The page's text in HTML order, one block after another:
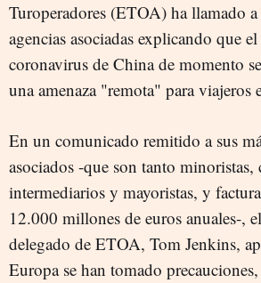
Turoperadores (ETOA) ha llamado a
agencias asociadas explicando que
coronavirus de China de momento
una amenaza "remota" para viajeros
En un comunicado remitido a sus
asociados -que son tanto minoristas,
intermediarios y mayoristas, y
12.000 millones de euros anuales-,
delegado de ETOA, Tom Jenkins,
Europa se han tomado